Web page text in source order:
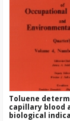
Toluene
capillary blood
biological